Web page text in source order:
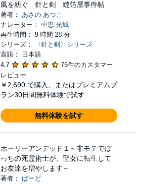
風を紡ぐ 針と剣 縫箔屋事件帖
著者： あさの あつこ
ナレーター： 中恵 光城
再生時間： 9 時間 28 分
シリーズ：
〈針と剣〉シリーズ
言語： 日本語
4.7
75件のカスタマー
レビュー
￥2,690 で購入、またはプレミアムプ
ラン30日間無料体験で試す
無料体験を試す
ホーリーアンデッド１～非モテでぼ
っちの死霊術士が、聖女に転生して
お友達を増やします～
著者： ばーど